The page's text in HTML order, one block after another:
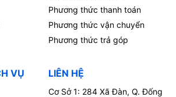
Phương thức thanh toán
Phương thức vận chuyển
Phương thức trả góp
VỤ LIÊN HỆ
Cơ Sở 1: 284 Xã Đàn, Q. Đống